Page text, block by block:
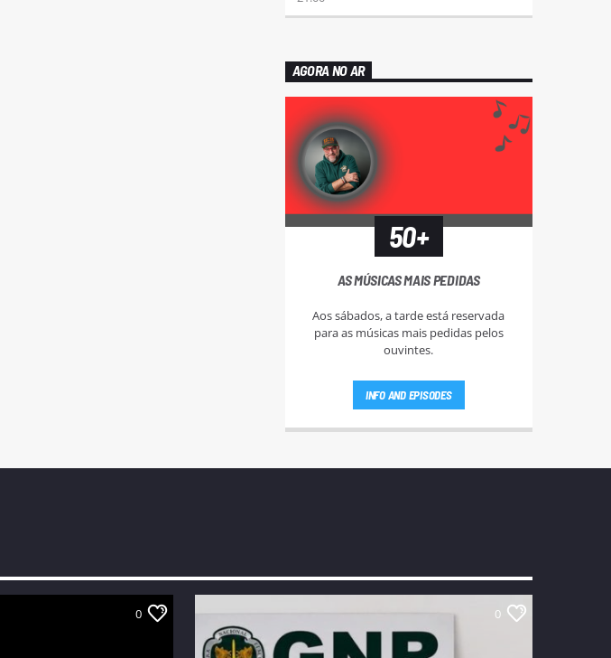
AGORA NO AR
50+
AS MÚSICAS MAIS PEDIDAS
Aos sábados, a tarde está reservada
para as músicas mais pedidas pelos
ouvintes.
INFO AND EPISODES
0 0